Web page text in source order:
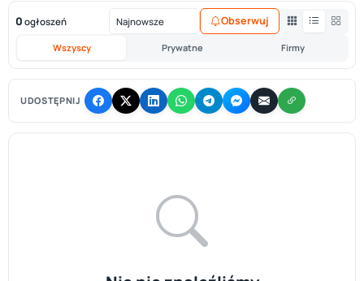
0 ogłoszeń
Wszyscy Prywatne Firmy
Obserwuj
UDOSTĘPNIJ